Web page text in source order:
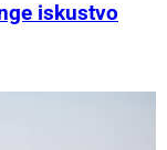
iskustvo